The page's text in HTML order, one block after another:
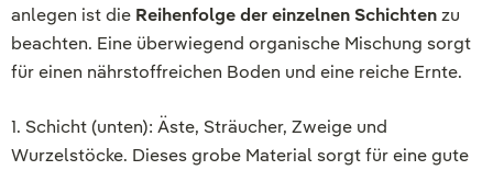
anlegen ist die Reihenfolge der einzelnen Schichtenzu
beachten. Eine überwiegend organische Mischung sorgt
für einen nährstoffreichen Boden und eine reiche Ernte.
1. Schicht (unten): Äste, Sträucher, Zweige und
Wurzelstöcke. Dieses grobe Material sorgt für eine gute